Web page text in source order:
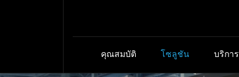
คุณสมบัติ โซลูชัน บริการ